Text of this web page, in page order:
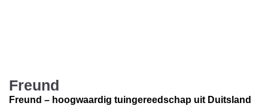
Freund
Freund – hoogwaardig tuingereedschap uit Duitsland